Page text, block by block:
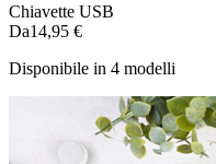
Chiavette USB
Da14,95 €
Disponibile in 4 modelli